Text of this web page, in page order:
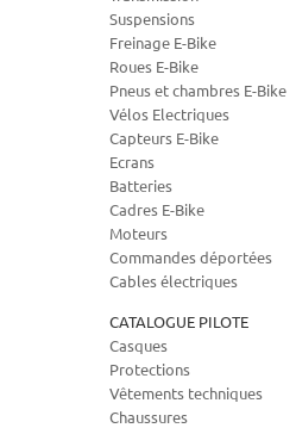
Suspensions
Freinage E-Bike
Roues E-Bike
Pneus et chambres E-Bike
Vélos Electriques
Capteurs E-Bike
Ecrans
Batteries
Cadres E-Bike
Moteurs
Commandes déportées
Cables électriques
CATALOGUE PILOTE
Casques
Protections
Vêtements techniques
Chaussures